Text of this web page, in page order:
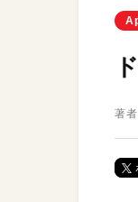
著者